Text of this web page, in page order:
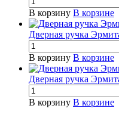
В корзину В корзине
Дверная ручка
В корзину В корзине
Дверная ручка
В корзину В корзине